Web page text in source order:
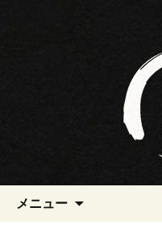
三重・桑名
らぁめん登
ん登里勝(とり
メニュー